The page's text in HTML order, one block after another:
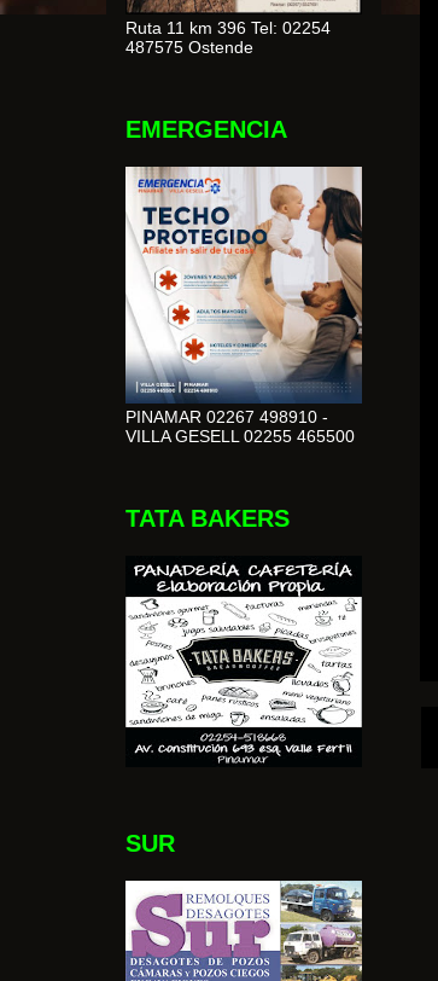
Ruta 11 km 396 Tel: 02254
487575 Ostende
EMERGENCIA
PINAMAR 02267 498910 -
VILLA GESELL 02255 465500
TATA BAKERS
SUR